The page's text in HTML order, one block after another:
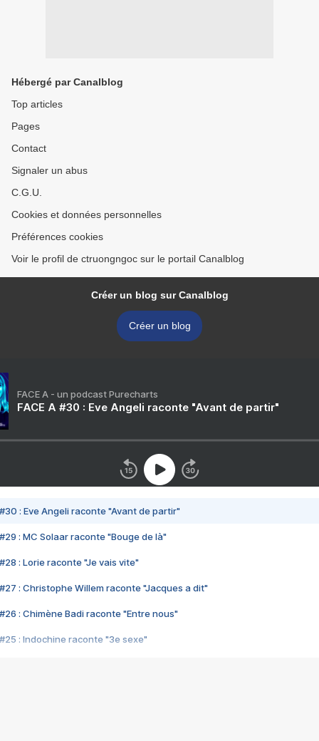
Hébergé par Canalblog
Top articles
Pages
Contact
Signaler un abus
C.G.U.
Cookies et données personnelles
Préférences cookies
Voir le profil de ctruongngoc sur le portail Canalblog
Créer un blog sur Canalblog
Créer un blog
FACE A - un podcast Purecharts
FACE A #30 : Eve Angeli raconte "Avant de partir"
#30 : Eve Angeli raconte "Avant de partir"
#29 : MC Solaar raconte "Bouge de là"
#28 : Lorie raconte "Je vais vite"
#27 : Christophe Willem raconte "Jacques a dit"
#26 : Chimène Badi raconte "Entre nous"
#25 : Indochine raconte "3e sexe"